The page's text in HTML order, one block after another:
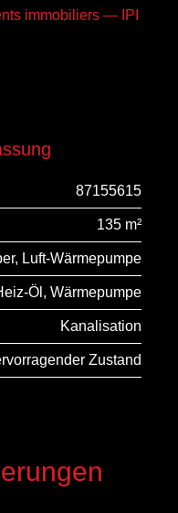
immobiliers — IPI
87155615
135 m²
Luft-Wärmepumpe
Öl, Wärmepumpe
Kanalisation
Zustand